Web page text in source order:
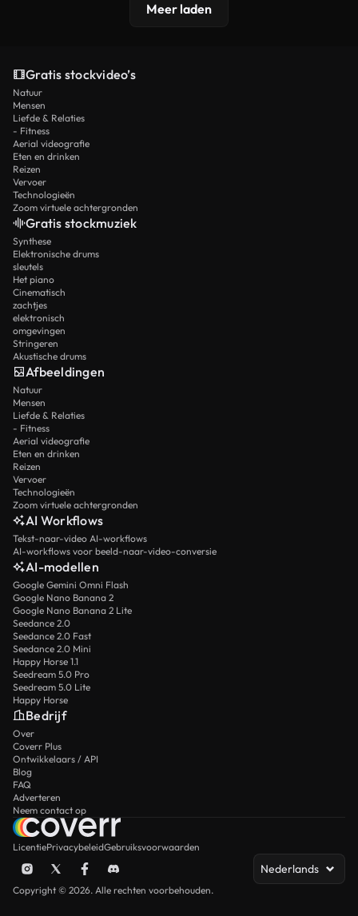
Meer laden
Gratis stockvideo’s
Natuur
Mensen
Liefde & Relaties
- Fitness
Aerial videografie
Eten en drinken
Reizen
Vervoer
Technologieën
Zoom virtuele achtergronden
Gratis stockmuziek
Synthese
Elektronische drums
sleutels
Het piano
Cinematisch
zachtjes
elektronisch
omgevingen
Stringeren
Akustische drums
Afbeeldingen
Natuur
Mensen
Liefde & Relaties
- Fitness
Aerial videografie
Eten en drinken
Reizen
Vervoer
Technologieën
Zoom virtuele achtergronden
AI Workflows
Tekst-naar-video AI-workflows
AI-workflows voor beeld-naar-video-conversie
AI-modellen
Google Gemini Omni Flash
Google Nano Banana 2
Google Nano Banana 2 Lite
Seedance 2.0
Seedance 2.0 Fast
Seedance 2.0 Mini
Happy Horse 1.1
Seedream 5.0 Pro
Seedream 5.0 Lite
Happy Horse
Bedrijf
Over
Coverr Plus
Ontwikkelaars / API
Blog
FAQ
Adverteren
Neem contact op
LicentiePrivacybeleidGebruiksvoorwaarden
Nederlands
Copyright © 2026. Alle rechten voorbehouden.